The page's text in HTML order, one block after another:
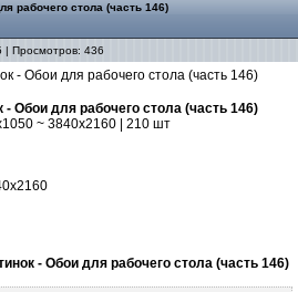
рабочего стола (часть 146)
| Просмотров: 436
- Обои для рабочего стола (часть 146)
~ 3840x2160 | 210 шт
- Обои для рабочего стола (часть 146)